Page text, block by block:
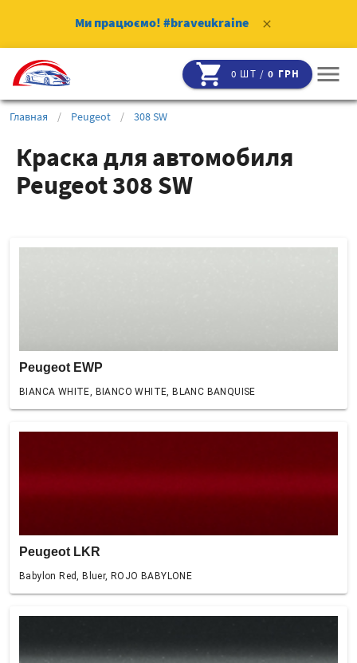
Ми працюємо! #braveukraine clear
shopping_cart 0 ШТ /0 ГРН menu
Главная / Peugeot / 308 SW
Краска для автомобиля
Peugeot 308 SW
Peugeot EWP
BIANCA WHITE, BIANCO WHITE, BLANC BANQUISE
Peugeot LKR
Babylon Red, Bluer, ROJO BABYLONE